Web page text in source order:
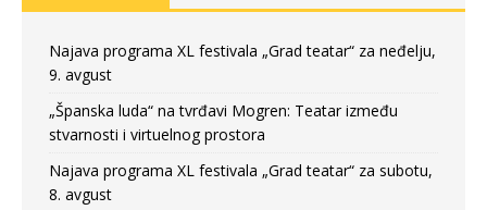
Najava programa XL festivala „Grad teatar“ za neđelju,
9. avgust
„Španska luda“ na tvrđavi Mogren: Teatar između
stvarnosti i virtuelnog prostora
Najava programa XL festivala „Grad teatar“ za subotu,
8. avgust